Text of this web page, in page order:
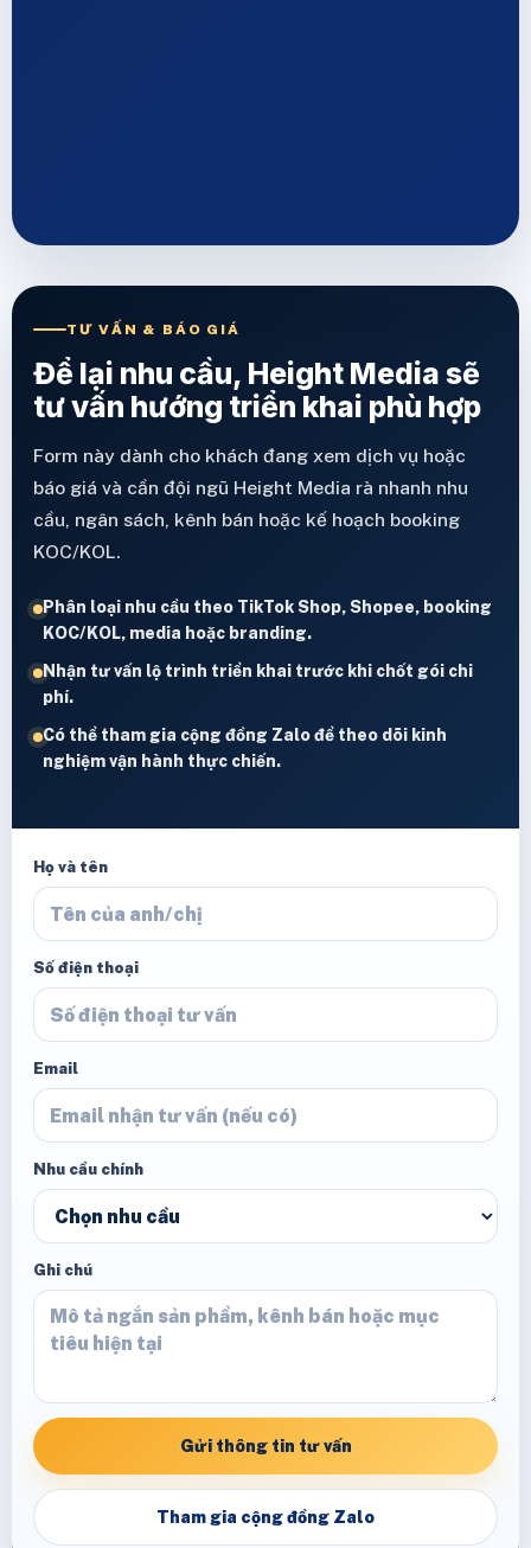
TƯ VẤN & BÁO GIÁ
Để lại nhu cầu, Height Media sẽ
tư vấn hướng triển khai phù hợp
Form này dành cho khách đang xem dịch vụ hoặc
báo giá và cần đội ngũ Height Media rà nhanh nhu
cầu, ngân sách, kênh bán hoặc kế hoạch booking
KOC/KOL.
Phân loại nhu cầu theo TikTok Shop, Shopee, booking
KOC/KOL, media hoặc branding.
Nhận tư vấn lộ trình triển khai trước khi chốt gói chi
phí.
Có thể tham gia cộng đồng Zalo để theo dõi kinh
nghiệm vận hành thực chiến.
Họ và tên
Số điện thoại
Email
Nhu cầu chính
Ghi chú
Gửi thông tin tư vấn
Tham gia cộng đồng Zalo